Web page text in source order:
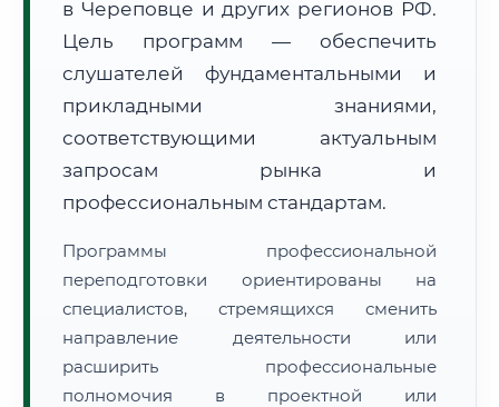
• Маршрут транзита:
📜 Документы и аккредитация ФИС ФРДО
🔍Нажмите на документ для увеличения и просмотра
в Череповце и других регионов РФ.
Цель программ — обеспечить
слушателей фундаментальными и
прикладными знаниями,
соответствующими актуальным
запросам рынка и
профессиональным стандартам.
Программы профессиональной
переподготовки ориентированы на
специалистов, стремящихся сменить
направление деятельности или
расширить профессиональные
полномочия в проектной или